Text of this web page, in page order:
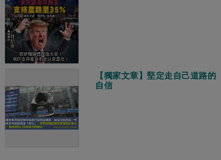
【獨家文章】堅定走自己道路的
自信